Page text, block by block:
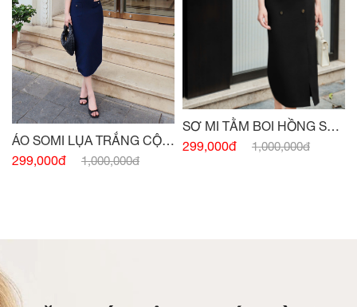
ÁO SOMI LỤA TRẮNG CỘC
TAY BẤU MÍ THÂN
299,000đ 1,000,000đ
SƠ MI TẰM BOI HỒNG SEN
SIÊU NHẸ
299,000đ 1,000,000đ